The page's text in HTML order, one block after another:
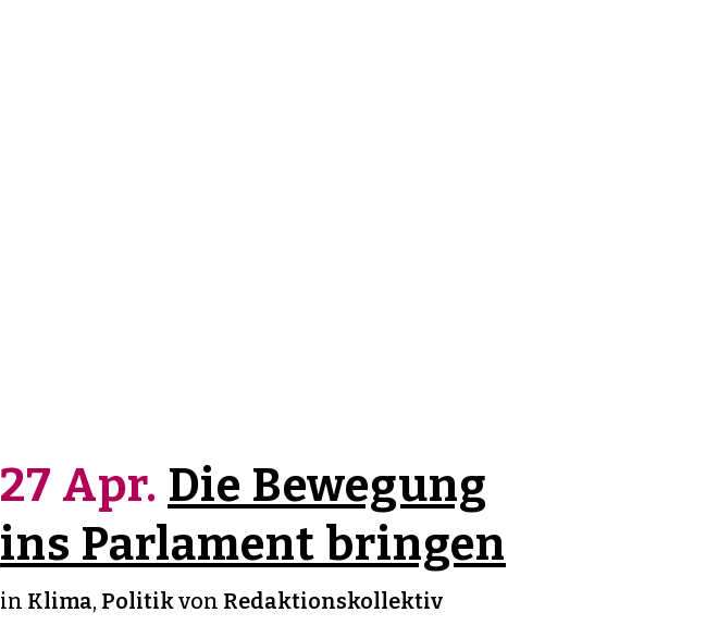
27 Apr. Die Bewegung
ins Parlament bringen
in Klima, Politikvon Redaktionskollektiv